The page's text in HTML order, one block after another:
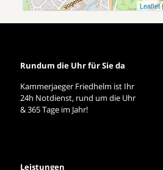
Leaflet
Rundum die Uhr für Sie da
Kammerjaeger Friedhelm ist Ihr
24h Notdienst, rund um die Uhr
& 365 Tage im Jahr!
Leistungen